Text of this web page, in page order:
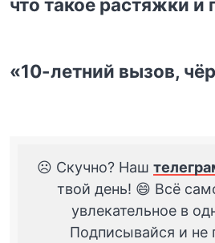
что такое растяжки и
«10-летний вызов,
☹️ Скучно? Наш
твой день! 😄 Всё
увлекательное в
Подписывайся и не